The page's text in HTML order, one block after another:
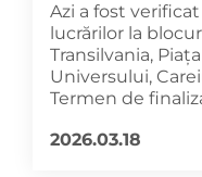
Azi a fost
lucrărilor la
Transilvania,
Universului,
Termen de
2026.03.18